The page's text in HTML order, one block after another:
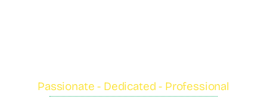
Passionate - Dedicated - Professional